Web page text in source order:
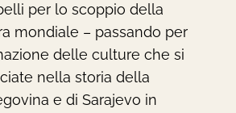
per lo scoppio della
mondiale – passando per
delle culture che si
nella storia della
e di Sarajevo in